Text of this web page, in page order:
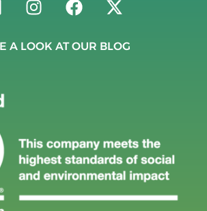
A LOOK AT OUR BLOG